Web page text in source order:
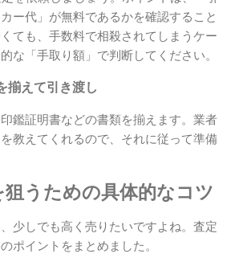
ー代」が無料であるかを確認すること
ても、手数料で相殺されてしまうケー
な「手取り額」で判断してください。
揃えて引き渡し
鑑証明書などの書類を揃えます。業者
教えてくれるので、それに従って準備
狙うための具体的なコツ
少しでも高く売りたいですよね。査定
ポイントをまとめました。